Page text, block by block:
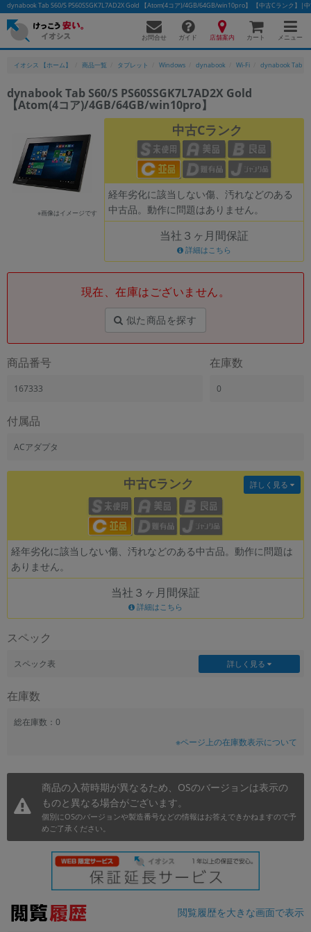
dynabook Tab S60/S PS60SSGK7L7AD2X Gold 【Atom(4コア)/4GB/64GB/win10pro】 【中古Cランク】|
お問合せ ガイド 店舗案内 カート メニュー
イオシス 【ホーム】 商品一覧 タブレット Windows dynabook Wi-Fi dynabook Tab
dynabook Tab S60/S PS60SSGK7L7AD2X Gold
【Atom(4コア)/4GB/64GB/win10pro】
※画像はイメージです
中古Cランク
経年劣化に該当しない傷、汚れなどのある
中古品。動作に問題はありません。
当社３ヶ月間保証
詳細はこちら
現在、在庫はございません。
似た商品を探す
商品番号
167333
在庫数
0
付属品
ACアダプタ
中古Cランク
経年劣化に該当しない傷、汚れなどのある中古品。動作に問題は
ありません。
詳しく見る
当社３ヶ月間保証
詳細はこちら
スペック
スペック表 詳しく見る
在庫数
総在庫数：0
※ページ上の在庫数表示について
商品の入荷時期が異なるため、OSのバージョンは表示の
ものと異なる場合がございます。
個別にOSのバージョンや製造番号などの情報はお答えできかねますので予
めご了承ください。
閲覧履歴を大きな画面で表示
かんたんパソコン検索に切り替える
フリーワード
除外ワード
人気の検索ワード： Let's note EliteBookMacBook
「スマートフォン」「タブレット」など
「Apple」「SONY」「SHARP」など
機能・特徴
ドライブ
「新品」「未使用」「中古」など
CPUの絞り込み
OS
円 ～ 円
年 月 から